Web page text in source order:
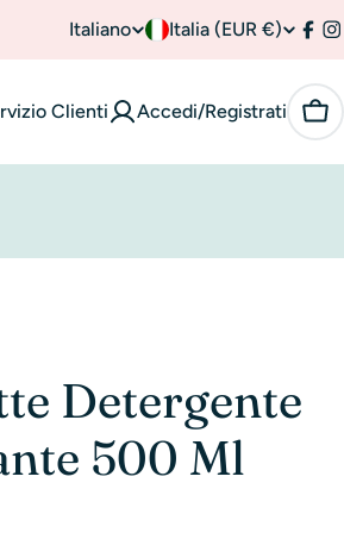
L
i
Italiano P
a
e
g
Italia (EUR €)
Clienti Accedi/Registrati
Detergente
500 Ml